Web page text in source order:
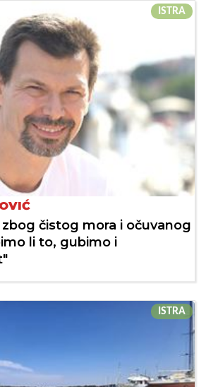
ISTRA
čistog mora i očuvanog
li to, gubimo i
ISTRA